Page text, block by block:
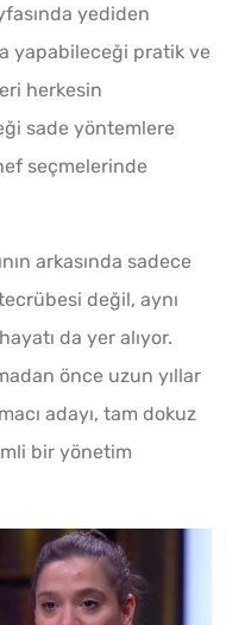
yediden
yapabileceği pratik ve
herkesin
sade yöntemlere
seçmelerinde
arkasında sadece
değil, aynı
da yer alıyor.
önce uzun yıllar
adayı, tam dokuz
bir yönetim